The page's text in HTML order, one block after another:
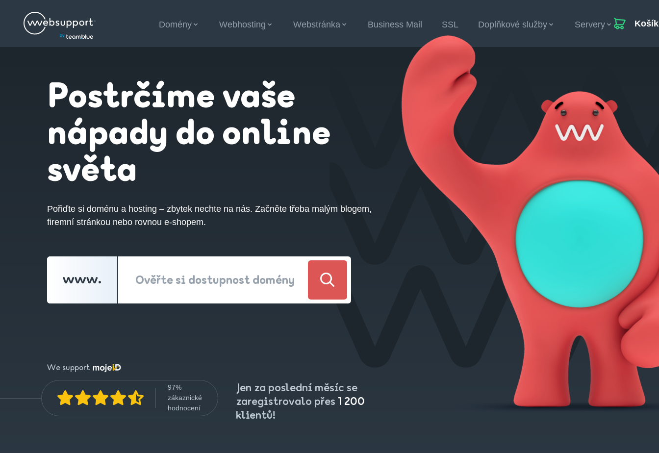
Skip
Domény Webhosting Webstránka Business Mail SSL Doplňkové služby Servery Košík
Postrčíme vaše
nápady do online
světa
Pořiďte si doménu a hosting – zbytek nechte na nás. Začněte třeba malým blogem,
firemní stránkou nebo rovnou e-shopem.
www. Ověřte si dostupnost domény
We support
97%
zákaznické
hodnocení
Jen za poslední měsíc se
zaregistrovalo přes 1 200
klientů!